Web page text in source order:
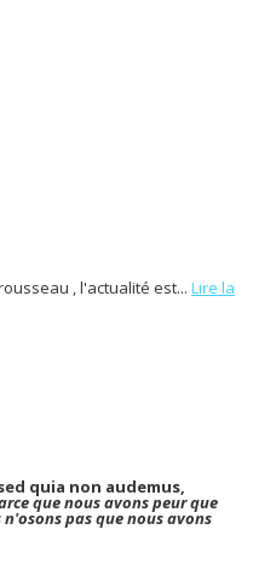
, l'actualité est... Lire la
quia non audemus,
que nous avons peur que
pas que nous avons